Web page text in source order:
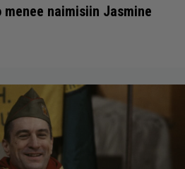
naimisiin Jasmine